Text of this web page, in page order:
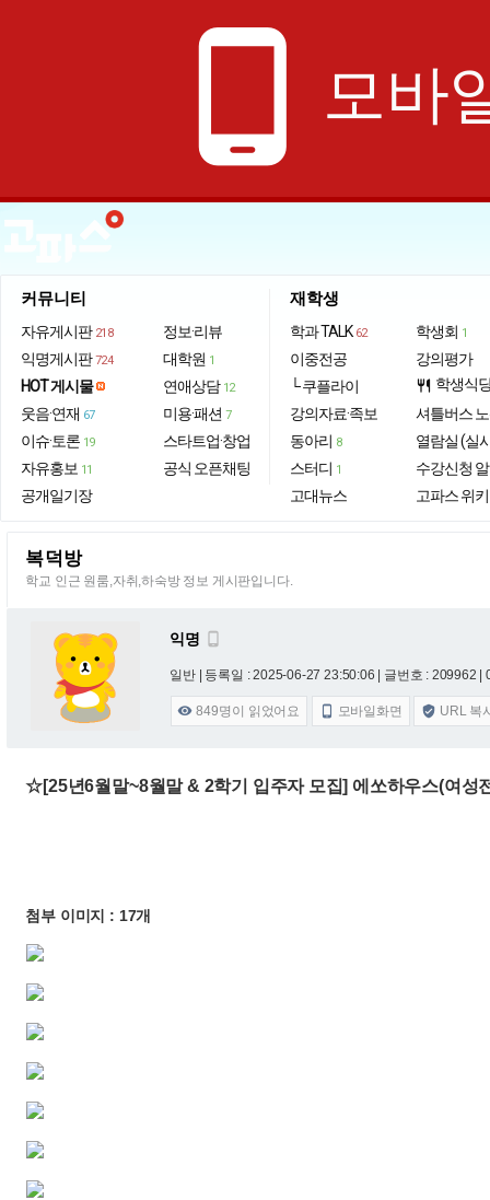
phone_android 모바
커뮤니티
자유게시판 218
익명게시판 724
HOT 게시물
웃음·연재 67
이슈·토론 19
자유홍보 11
공개일기장
정보·리뷰
대학원 1
연애상담 12
미용·패션 7
스타트업·창업
공식 오픈채팅
재학생
학과 TALK 62
이중전공
└ 쿠플라이
강의자료·족보
동아리 8
스터디 1
고대뉴스
학생회 1
강의평가
restaurant 학생식
셔틀버스
열람실 (실
수강신청
고파스 위키
복덕방
학교 인근 원룸,자취,하숙방 정보 게시판입니다.
익명 
일반 | 등록일 : 2025-06-27 23:50:06 | 글번호 : 209962 |
 849명이 읽었어요  모바일화면  URL 복
☆[25년6월말~8월말 & 2학기 입주자 모집] 에쏘하우스(여성
첨부 이미지 : 17개